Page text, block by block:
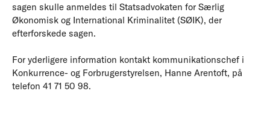
sagen skulle anmeldes til Statsadvokaten for Særlig
Økonomisk og International Kriminalitet (SØIK), der
efterforskede sagen.
For yderligere information kontakt kommunikationschef i
Konkurrence- og Forbrugerstyrelsen, Hanne Arentoft, på
telefon 41 71 50 98.